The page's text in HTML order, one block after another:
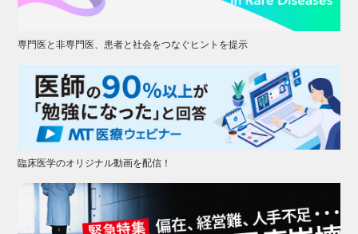
専門医と非専門医、患者と社会をつなぐヒントを提示
臨床医学のオリジナル動画を配信！